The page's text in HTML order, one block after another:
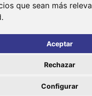
que sean más
.
Aceptar
Rechazar
Configurar